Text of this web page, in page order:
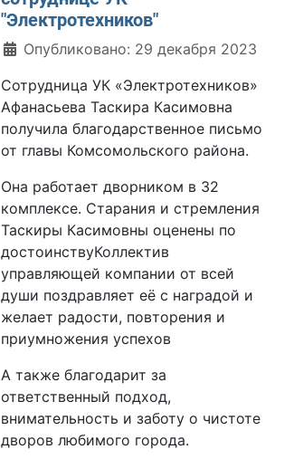
"Электротехников"
Информация о материале
Опубликовано: 29 декабря 2023
Сотрудница УК «Электротехников»
Афанасьева Таскира Касимовна
получила благодарственное письмо
от главы Комсомольского района.
Она работает дворником в 32
комплексе. Старания и стремления
Таскиры Касимовны оценены по
достоинствуКоллектив
управляющей компании от всей
души поздравляет её с наградой и
желает радости, повторения и
приумножения успехов
А также благодарит за
ответственный подход,
внимательность и заботу о чистоте
дворов любимого города.